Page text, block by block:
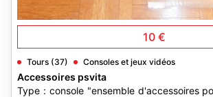
10 €
Tours (37) Consoles et jeux vidéos
Accessoires psvita
Type : console "ensemble d'accessoires